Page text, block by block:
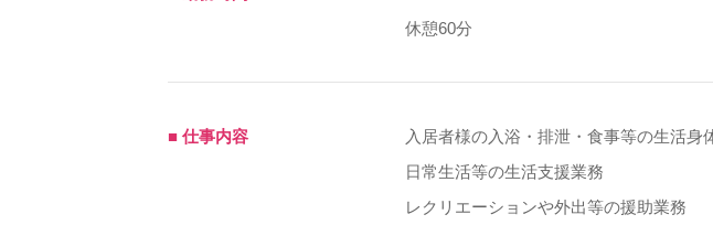
休憩60分
■ 仕事内容
入居者様の入浴・排泄・食事等の生活身
日常生活等の生活支援業務
レクリエーションや外出等の援助業務